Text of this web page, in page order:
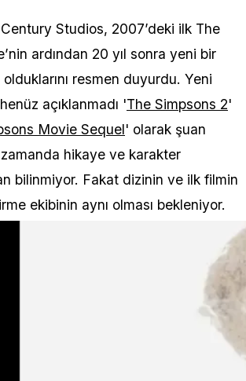
Studios, 2007’deki ilk The
ardından 20 yıl sonra yeni bir
olduklarını resmen duyurdu. Yeni
açıklanmadı 'The Simpsons 2'
Movie Sequel' olarak şuan
zamanda hikaye ve karakter
bilinmiyor. Fakat dizinin ve ilk filmin
ekibinin aynı olması bekleniyor.